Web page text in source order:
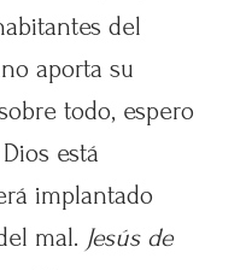
del
aporta su
todo, espero
está
implantado
mal. Jesús de